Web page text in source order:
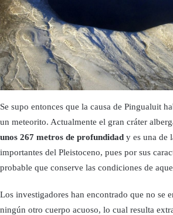
Se supo entonces que la causa de Pingualuit
un meteorito. Actualmente el gran cráter
unos 267 metros de profundidad y es una de
importantes del Pleistoceno, pues por sus
probable que conserve las condiciones de
Los investigadores han encontrado que no se
ningún otro cuerpo acuoso, lo cual resulta